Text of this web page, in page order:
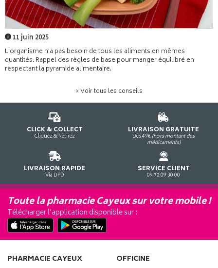
11 juin 2025
L'organisme n'a pas besoin de tous les aliments en mêmes
quantités. Rappel des règles de base pour manger équilibré en
respectant la pyramide alimentaire.
> Voir tous les conseils
CLICK & COLLECT
Cliquez & Retirez
LIVRAISON GRATUITE
Dès 49€ (hors montant des
médicaments)
LIVRAISON RAPIDE
Via DPD
SERVICE CLIENT
09 72 09 30 00
Toute la pharmacie Cayeux sur votre mobile !
Télécharger l’application disponible sur :
PHARMACIE CAYEUX OFFICINE